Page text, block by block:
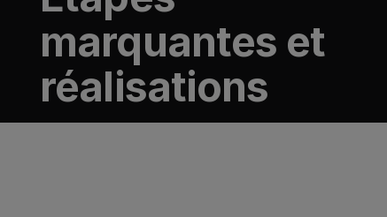
marquantes et
réalisations